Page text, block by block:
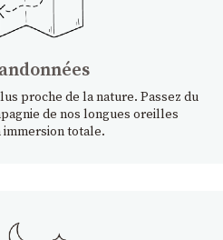
proche de la nature. Passez du
de nos longues oreilles
totale.